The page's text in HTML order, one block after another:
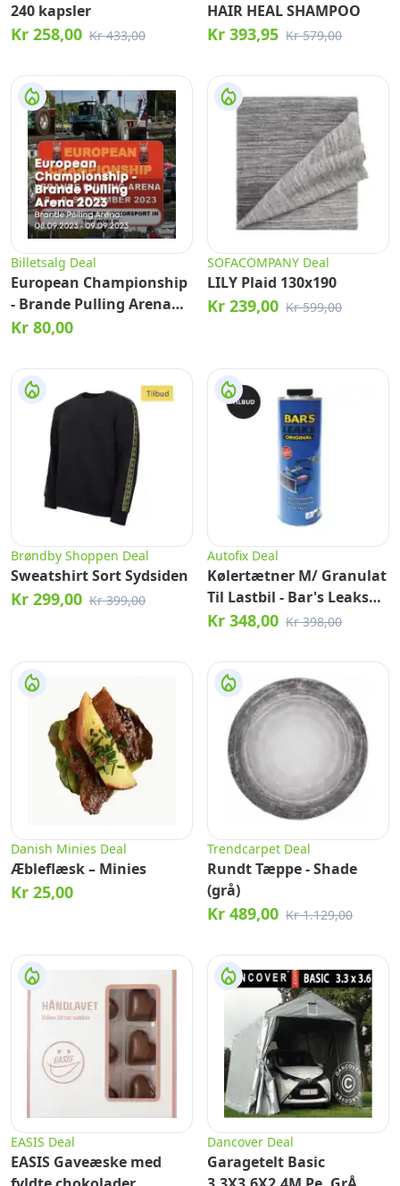
240 kapsler
Kr 258,00 Kr 433,00
HAIR HEAL SHAMPOO
Kr 393,95 Kr 579,00
Billetsalg Deal
European Championship
- Brande Pulling Arena
2023
Kr 80,00
SOFACOMPANY Deal
LILY Plaid 130x190
Kr 239,00 Kr 599,00
Brøndby Shoppen Deal
Sweatshirt Sort Sydsiden
Kr 299,00 Kr 399,00
Autofix Deal
Kølertætner M/ Granulat
Til Lastbil - Bar's Leaks
Original - 735 Gr.
Kr 348,00 Kr 398,00
Danish Minies Deal
Æbleflæsk – Minies
Kr 25,00
Trendcarpet Deal
Rundt Tæppe - Shade
(grå)
Kr 489,00 Kr 1.129,00
EASIS Deal
EASIS Gaveæske med
Dancover Deal
Garagetelt Basic